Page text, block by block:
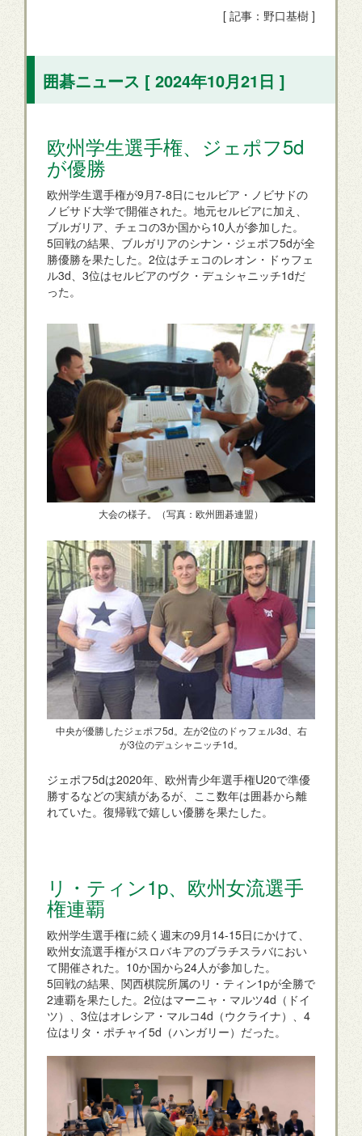
[ 記事：野口基樹 ]
囲碁ニュース [ 2024年10月21日 ]
欧州学生選手権、ジェポフ5d
が優勝
欧州学生選手権が9月7-8日にセルビア・ノビサドの
ノビサド大学で開催された。地元セルビアに加え、
ブルガリア、チェコの3か国から10人が参加した。
5回戦の結果、ブルガリアのシナン・ジェポフ5dが全
勝優勝を果たした。2位はチェコのレオン・ドゥフェ
ル3d、3位はセルビアのヴク・デュシャニッチ1dだ
った。
大会の様子。（写真：欧州囲碁連盟）
中央が優勝したジェポフ5d。左が2位のドゥフェル3d、右
が3位のデュシャニッチ1d。
ジェポフ5dは2020年、欧州青少年選手権U20で準優
勝するなどの実績があるが、ここ数年は囲碁から離
れていた。復帰戦で嬉しい優勝を果たした。
リ・ティン1p、欧州女流選手
権連覇
欧州学生選手権に続く週末の9月14-15日にかけて、
欧州女流選手権がスロバキアのブラチスラバにおい
て開催された。10か国から24人が参加した。
5回戦の結果、関西棋院所属のリ・ティン1pが全勝で
2連覇を果たした。2位はマーニャ・マルツ4d（ドイ
ツ）、3位はオレシア・マルコ4d（ウクライナ）、4
位はリタ・ポチャイ5d（ハンガリー）だった。